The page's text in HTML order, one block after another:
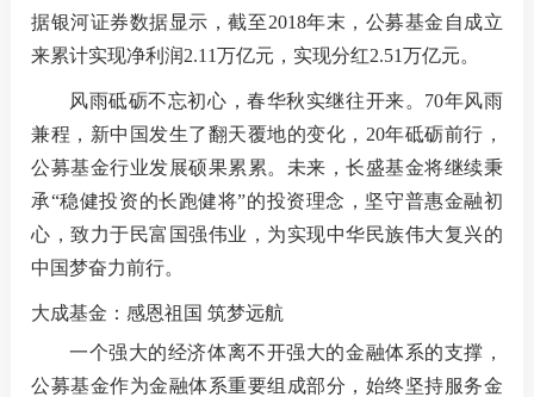
据银河证券数据显示，截至2018年末，公募基金自成立
来累计实现净利润2.11万亿元，实现分红2.51万亿元。
风雨砥砺不忘初心，春华秋实继往开来。70年风雨
兼程，新中国发生了翻天覆地的变化，20年砥砺前行，
公募基金行业发展硕果累累。未来，长盛基金将继续秉
承“稳健投资的长跑健将”的投资理念，坚守普惠金融初
心，致力于民富国强伟业，为实现中华民族伟大复兴的
中国梦奋力前行。
大成基金：感恩祖国 筑梦远航
一个强大的经济体离不开强大的金融体系的支撑，
公募基金作为金融体系重要组成部分，始终坚持服务金